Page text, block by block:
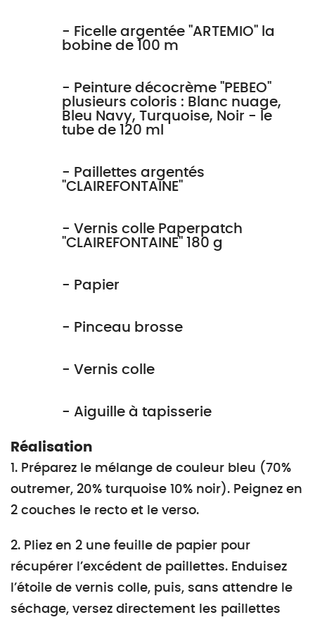
- Ficelle argentée "ARTEMIO" la
bobine de 100 m
- Peinture décocrème "PEBEO"
plusieurs coloris : Blanc nuage,
Bleu Navy, Turquoise, Noir - le
tube de 120 ml
- Paillettes argentés
"CLAIREFONTAINE"
- Vernis colle Paperpatch
"CLAIREFONTAINE" 180 g
- Papier
- Pinceau brosse
- Vernis colle
- Aiguille à tapisserie
Réalisation
1. Préparez le mélange de couleur bleu (70%
outremer, 20% turquoise 10% noir). Peignez en
2 couches le recto et le verso.
2. Pliez en 2 une feuille de papier pour
récupérer l’excédent de paillettes. Enduisez
l’étoile de vernis colle, puis, sans attendre le
séchage, versez directement les paillettes